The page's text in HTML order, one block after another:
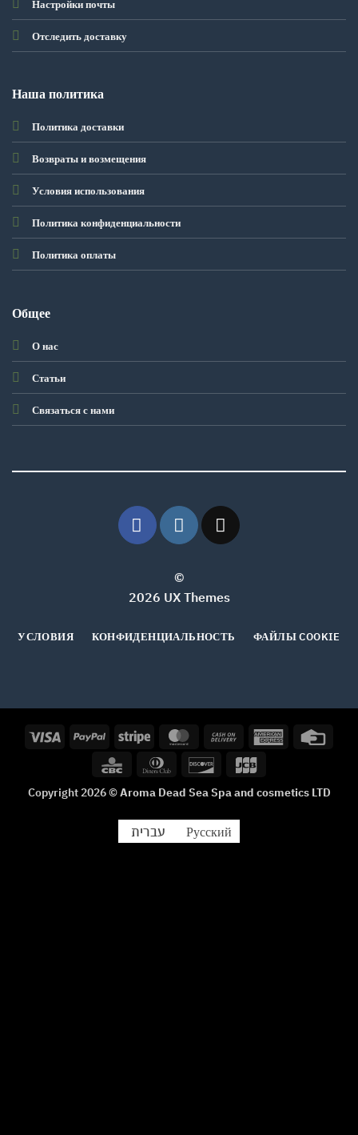
Настройки почты
Отследить доставку
Наша политика
Политика доставки
Возвраты и возмещения
Условия использования
Политика конфиденциальности
Политика оплаты
Общее
О нас
Статьи
Связаться с нами
©
2026 UX Themes
УСЛОВИЯ КОНФИДЕНЦИАЛЬНОСТЬ ФАЙЛЫ COOKIE
Visa PayPal Stripe MasterCardCash
On
Delivery
American
Dinners
Discover
Copyright 2026 ©Aroma Dead Sea Spa and cosmetics LTD
עברית Русский